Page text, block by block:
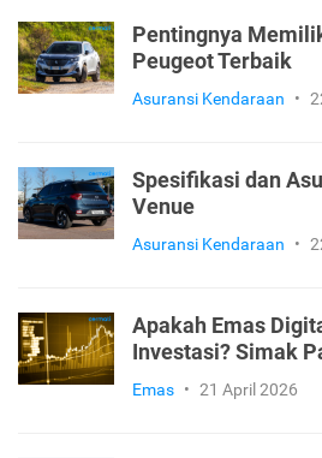
Pentingnya
Peugeot Terbaik
Asuransi Kendaraan •
Spesifikasi dan
Venue
Asuransi Kendaraan •
Apakah Emas
Investasi? Simak
Emas • 21 April 2026